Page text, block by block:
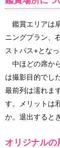
鑑賞エリアは
ニングプラン、
ストパス+とな
中ほどの席か
は撮影目的でし
最前列は濡れま
す。メリットは
か。退出すると
オリジナルの